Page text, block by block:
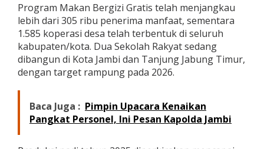
Program Makan Bergizi Gratis telah menjangkau
lebih dari 305 ribu penerima manfaat, sementara
1.585 koperasi desa telah terbentuk di seluruh
kabupaten/kota. Dua Sekolah Rakyat sedang
dibangun di Kota Jambi dan Tanjung Jabung Timur,
dengan target rampung pada 2026.
Baca Juga : Pimpin Upacara Kenaikan
Pangkat Personel, Ini Pesan Kapolda Jambi